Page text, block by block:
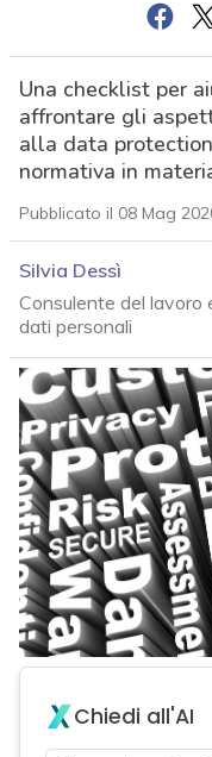
Una checklist per
affrontare gli
alla data
normativa in
Pubblicato il 08 Mag
Silvia Dessì
Consulente del lavoro
dati personali
Chiedi all'AI